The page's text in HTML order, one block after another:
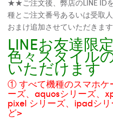
★★ご注文後、弊店のLINE ID
種とご注文番号あるいは受取
おまけ追加させていただきます
LINEお友達限
色々スタイル
いただけます
① すべて機種のスマホケ
ーズ、aquosシリーズ、
pixel シリーズ、ipadシ
ど>